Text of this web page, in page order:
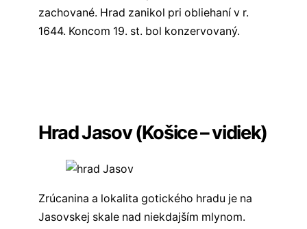
zachované. Hrad zanikol pri obliehaní v r.
1644. Koncom 19. st. bol konzervovaný.
Hrad Jasov (Košice – vidiek)
Zrúcanina a lokalita gotického hradu je na
Jasovskej skale nad niekdajším mlynom.